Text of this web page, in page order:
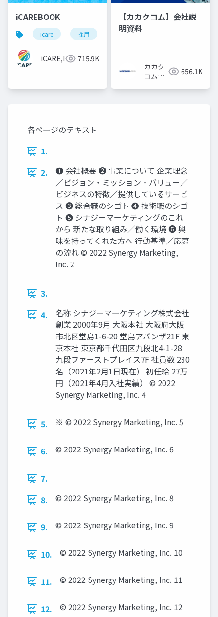
iCAREBOOK
icare 採用 カルチャーデック
iCARE,Inc 715.9K
【カカクコム】会社説
明資料
カカク
コム採
656.1K
各ページのテキスト
1.
2.
❶ 会社概要 ❷ 事業について 企業理念
／ビジョン・ミッション・バリュー／
ビジネスの特徴／提供しているサービ
ス ❸ 総合職のシゴト ❹ 技術職のシゴ
ト ❺ シナジーマーケティングのこれ
から 新たな取り組み／働く環境 ❻ 興
味を持ってくれた方へ 行動基準／応募
の流れ © 2022 Synergy Marketing,
Inc. 2
3.
4.
名称 シナジーマーケティング株式会社
創業 2000年9月 大阪本社 大阪府大阪
市北区堂島1-6-20 堂島アバンザ21F 東
京本社 東京都千代田区九段北4-1-28
九段ファーストプレイス7F 社員数 230
名（2021年2月1日現在） 初任給 27万
円（2021年4月入社実績） © 2022
Synergy Marketing, Inc. 4
5. ※ © 2022 Synergy Marketing, Inc. 5
6. © 2022 Synergy Marketing, Inc. 6
7.
8.
© 2022 Synergy Marketing, Inc. 8
9. © 2022 Synergy Marketing, Inc. 9
10. © 2022 Synergy Marketing, Inc. 10
11. © 2022 Synergy Marketing, Inc. 11
12. © 2022 Synergy Marketing, Inc. 12